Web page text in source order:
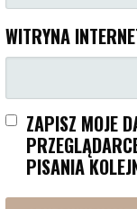
WITRYNA
ZAPISZ MOJE
PISANIA